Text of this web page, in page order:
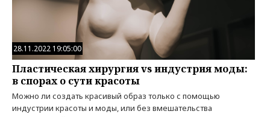
28.11.2022 19:05:00
Пластическая хирургия vs индустрия моды:
в спорах о сути красоты
Можно ли создать красивый образ только с помощью
индустрии красоты и моды, или без вмешательства